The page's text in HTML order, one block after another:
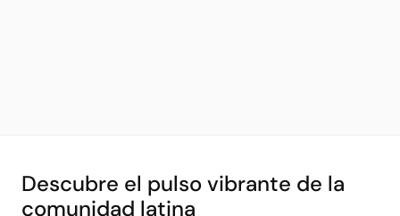
Descubre el pulso vibrante de la
comunidad latina